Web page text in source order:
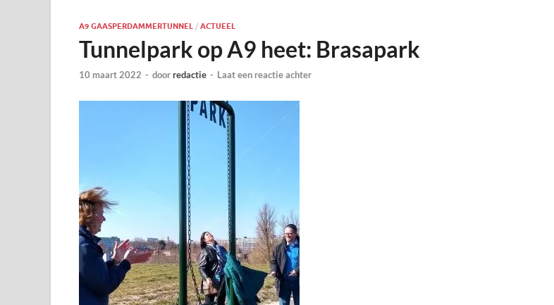
A9 GAASPERDAMMERTUNNEL / ACTUEEL
Tunnelpark op A9 heet: Brasapark
10 maart 2022 - doorredactie - Laat een reactie achter